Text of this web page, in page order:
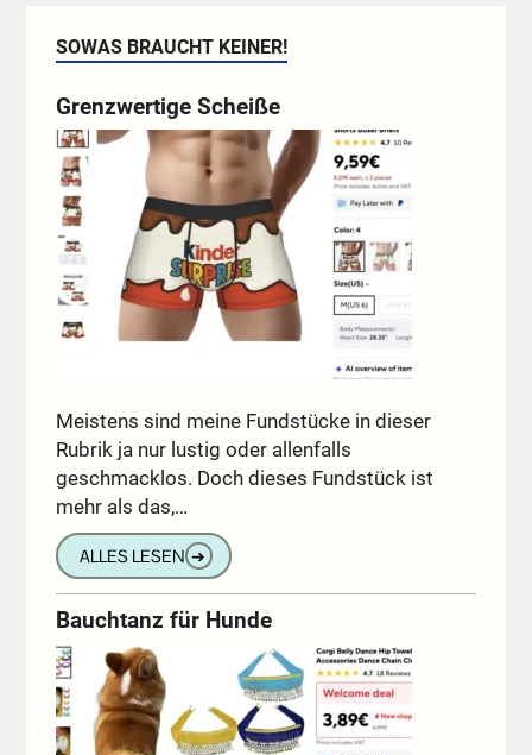
SOWAS BRAUCHT KEINER!
Grenzwertige Scheiße
Meistens sind meine Fundstücke in dieser
Rubrik ja nur lustig oder allenfalls
geschmacklos. Doch dieses Fundstück ist
mehr als das,…
ALLES LESEN ➔
Bauchtanz für Hunde